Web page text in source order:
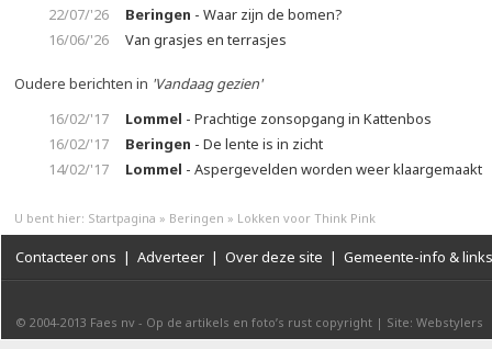
22/07/'26
Beringen - Waar zijn de bomen?
16/06/'26
Van grasjes en terrasjes
Oudere berichten in 'Vandaag gezien'
16/02/'17
Lommel - Prachtige zonsopgang in Kattenbos
16/02/'17
Beringen - De lente is in zicht
14/02/'17
Lommel - Aspergevelden worden weer klaargemaakt
U bent hier: Startpagina » Beringen » Lokken voor Think Pink
Contacteer ons | Adverteer | Over deze site | Gemeente-info & links
© 2004-2013 Faes nv - Op de artikels en foto’s rust copyright | Site: Webstylers